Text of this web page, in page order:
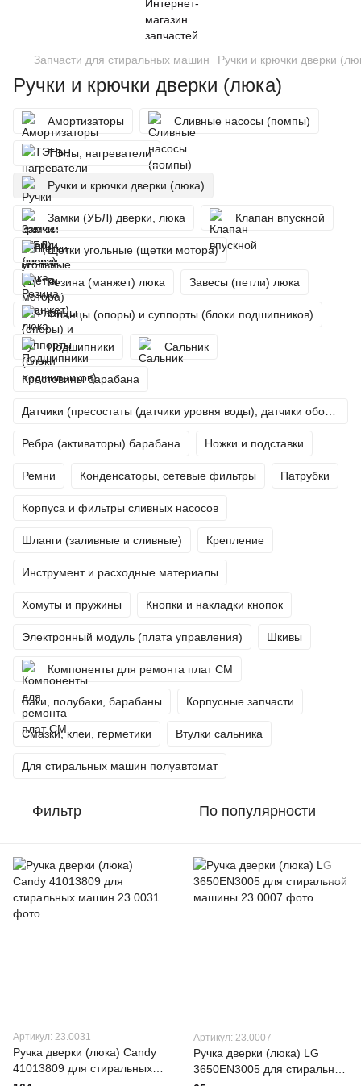
Запчасти для стиральных машин Ручки и крючки дверки
Ручки и крючки дверки (люка)
Амортизаторы Сливные насосы (помпы)
ТЭНы, нагреватели
Ручки и крючки дверки (люка)
Замки (УБЛ) дверки, люка Клапан впускной
Щетки угольные (щетки мотора)
Резина (манжет) люка Завесы (петли) люка
Фланцы (опоры) и суппорты (блоки подшипников)
Подшипники Сальник
Крестовины барабана
Ребра (активаторы) барабана Ножки и подставки
Ремни Конденсаторы, сетевые фильтры Патрубки
Корпуса и фильтры сливных насосов
Шланги (заливные и сливные) Крепление
Инструмент и расходные материалы
Хомуты и пружины Кнопки и накладки кнопок
Электронный модуль (плата управления) Шкивы
Компоненты для ремонта плат СМ
Баки, полубаки, барабаны Корпусные запчасти
Смазки, клеи, герметики Втулки сальника
Для стиральных машин полуавтомат
Фильтр По популярности
Артикул: 23.0031
Ручка дверки (люка) Candy
41013809 для стиральных
Артикул: 23.0007
Ручка дверки (люка) LG
3650EN3005 для стиральной